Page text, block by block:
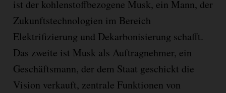
ist der kohlenstoffbezogene Musk, ein Mann, der
Zukunftstechnologien im Bereich
Elektrifizierung und Dekarbonisierung schafft.
Das zweite ist Musk als Auftragnehmer, ein
Geschäftsmann, der dem Staat geschickt die
Vision verkauft, zentrale Funktionen von